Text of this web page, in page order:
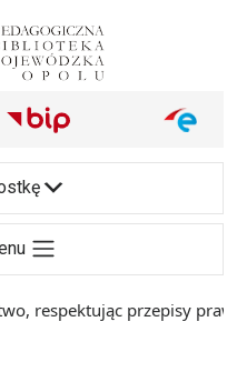
i inne
respektując przepisy